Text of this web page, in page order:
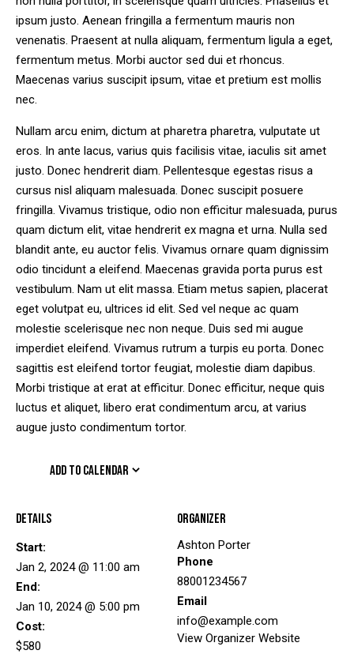
ipsum justo. Aenean fringilla a fermentum mauris non
venenatis. Praesent at nulla aliquam, fermentum ligula a eget,
fermentum metus. Morbi auctor sed dui et rhoncus.
Maecenas varius suscipit ipsum, vitae et pretium est mollis
nec.
Nullam arcu enim, dictum at pharetra pharetra, vulputate ut
eros. In ante lacus, varius quis facilisis vitae, iaculis sit amet
justo. Donec hendrerit diam. Pellentesque egestas risus a
cursus nisl aliquam malesuada. Donec suscipit posuere
fringilla. Vivamus tristique, odio non efficitur malesuada, purus
quam dictum elit, vitae hendrerit ex magna et urna. Nulla sed
blandit ante, eu auctor felis. Vivamus ornare quam dignissim
odio tincidunt a eleifend. Maecenas gravida porta purus est
vestibulum. Nam ut elit massa. Etiam metus sapien, placerat
eget volutpat eu, ultrices id elit. Sed vel neque ac quam
molestie scelerisque nec non neque. Duis sed mi augue
imperdiet eleifend. Vivamus rutrum a turpis eu porta. Donec
sagittis est eleifend tortor feugiat, molestie diam dapibus.
Morbi tristique at erat at efficitur. Donec efficitur, neque quis
luctus et aliquet, libero erat condimentum arcu, at varius
augue justo condimentum tortor.
ADD TO CALENDAR
Details
Start:
Jan 2, 2024 @ 11:00 am
End:
Jan 10, 2024 @ 5:00 pm
Cost:
$580
Organizer
Ashton Porter
Phone
88001234567
Email
info@example.com
View Organizer Website